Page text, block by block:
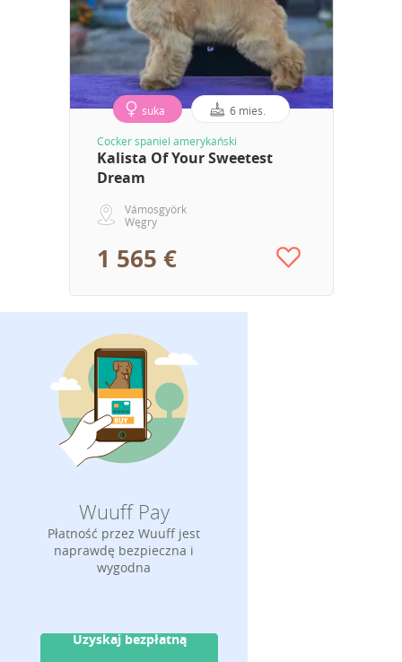
suka 6 mies.
Cocker spaniel amerykański
Kalista Of Your Sweetest
Dream
Vámosgyörk
Węgry
1 565 €
Wuuff Pay
Płatność przez Wuuff jest
naprawdę bezpieczna i
wygodna
Uzyskaj bezpłatną